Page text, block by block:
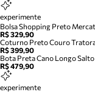
experimente
Bolsa Shopping Preto
R$ 329,90
Coturno Preto Couro
R$ 399,90
Bota Preta Cano Longo
R$ 479,90
experimente